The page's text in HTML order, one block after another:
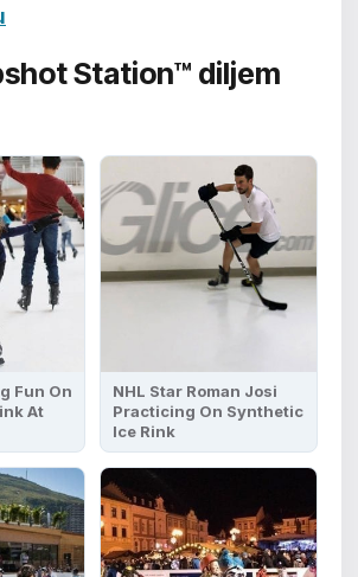
Station™ diljem
Fun On
At
NHL Star Roman Josi
Practicing On Synthetic
Ice Rink